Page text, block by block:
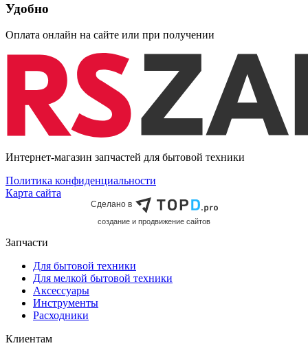
Удобно
Оплата онлайн на сайте или при получении
Интернет-магазин запчастей для бытовой техники
Политика конфиденциальности
Карта сайта
Сделано в
cоздание и продвижение сайтов
Запчасти
Для бытовой техники
Для мелкой бытовой техники
Аксессуары
Инструменты
Расходники
Клиентам